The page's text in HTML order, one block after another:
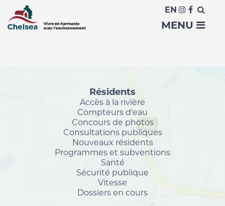
EN
MENU
Accueil
Download File
Résidents
Accès à la rivière
Compteurs d'eau
Concours de photos
Consultations publiques
Nouveaux résidents
Programmes et subventions
Santé
Sécurité publique
Vitesse
Dossiers en cours